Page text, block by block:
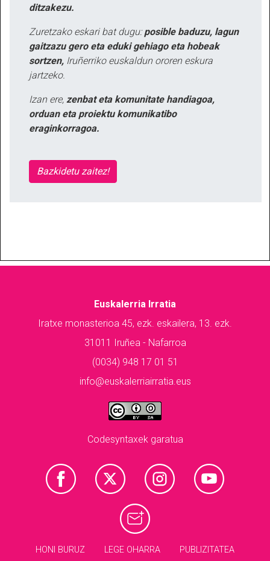
ditzakezu.
Zuretzako eskari bat dugu: posible baduzu, lagun
gaitzazu gero eta eduki gehiago eta hobeak
sortzen, Iruñerriko euskaldun ororen eskura
jartzeko.
Izan ere, zenbat eta komunitate handiagoa,
orduan eta proiektu komunikatibo
eraginkorragoa.
Bazkidetu zaitez!
Euskalerria Irratia
Iratxe monasterioa 45, ezk. eskailera, 13. ezk.
31011 Iruñea - Nafarroa
(0034) 948 17 01 51
info@euskalerriairratia.eus
Codesyntaxek garatua
HONI BURUZ LEGE OHARRA PUBLIZITATEA